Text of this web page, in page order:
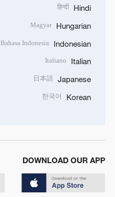
Hindi
हिन्दी
Hungarian
Magyar
Indonesian
Bahasa Indonesia
Italian
Italiano
Japanese
日本語
Korean
한국어
DOWNLOAD OUR APP